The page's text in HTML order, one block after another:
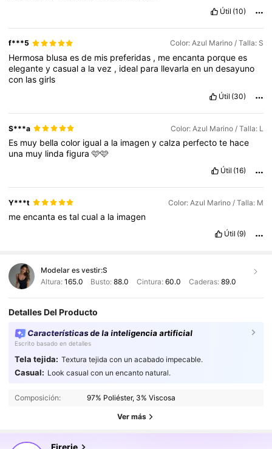
Útil (10)
f***5 Color: Azul Marino / Talla: S
Hermosa blusaesde mis preferidas , meencanta porquees
eleganteycasuala lavez , ideal para llevarlaen undesayuno
con lasgirls
Útil (30)
S***a Color: Azul Marino / Talla: L
Es muy bellacolor iguala la imagenycalza perfectote hace
una muy lindafigura🩷🩷
Útil (16)
Y***t Color: Azul Marino / Talla: M
meencantaestalcuala la imagen
Útil (9)
Modelar es vestir:S
Altura: 165.0 Busto:88.0 Cintura: 60.0 Caderas: 89.0
Detalles Del Producto
Características de la inteligencia artificial
Escrito basado en detalles
Tela tejida: Textura tejida con un acabado impecable.
Casual: Look casual con un encanto natural.
Composición: 97% Poliéster, 3% Viscosa
Ver más
4.87 1.3M Seguidores
4.87 1.3M Seguidores